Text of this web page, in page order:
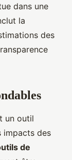
dans une
la
des
un outil
impacts des
de